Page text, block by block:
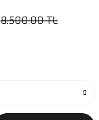
8.500,00 TL